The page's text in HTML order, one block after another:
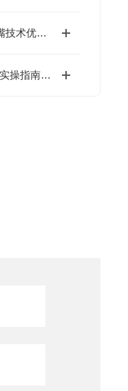
DIT空气动力学喷嘴技术优化离子棒能耗与维护周期
多用途静电测量仪实操指南：几步解锁精准测量，新手也能轻松上手